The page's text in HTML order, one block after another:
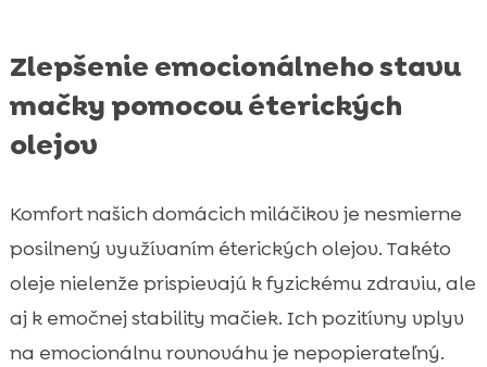
Zlepšenie emocionálneho stavu
mačky pomocou éterických
olejov
Komfort našich domácich miláčikov je nesmierne
posilnený využívaním éterických olejov. Takéto
oleje nielenže prispievajú k fyzickému zdraviu, ale
aj k emočnej stability mačiek. Ich pozitívny vplyv
na emocionálnu rovnováhu je nepopierateľný.